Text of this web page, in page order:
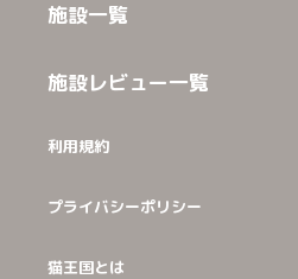
施設一覧
施設レビュー一覧
利用規約
プライバシーポリシー
猫王国とは